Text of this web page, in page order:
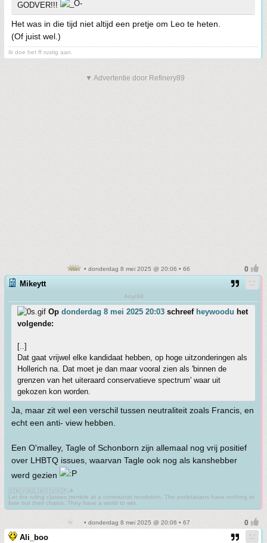
GODVER!!!
Het was in die tijd niet altijd een pretje om Leo te heten.
(Of juist wel.)
Ik doe het ff rustig aan.
▼ Advertentie door Refinery89
• donderdag 8 mei 2025 @ 20:06 • 66
Mikeytt
Any/All
Op donderdag 8 mei 2025 20:03 schreef heywoodu het
volgende:
[..]
Dat gaat vrijwel elke kandidaat hebben, op hoge uitzonderingen als
Hollerich na. Dat moet je dan maar vooral zien als 'binnen de
grenzen van het uiteraard conservatieve spectrum' waar uit
gekozen kon worden.
Ja, maar zit wel een verschil tussen neutraliteit zoals Francis, en
echt een anti- view hebben.
Een O'malley, Tagle of Schonborn zijn allemaal nog vrij positief
over LHBTQ issues, waarvan Tagle ook nog als kanshebber
werd gezien
🇨🇳🇻🇳🇱🇦🇨🇺🇰🇵☭
Let the ruling classes tremble at a communist revolution. The proletarians have nothing to
lose but their chains. They have a world to win.
• donderdag 8 mei 2025 @ 20:06 • 67
Ali_boo